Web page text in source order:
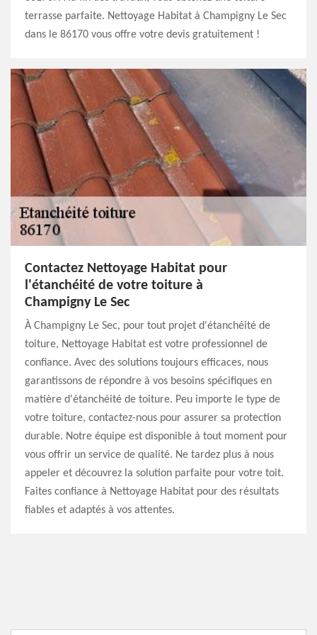
terrasse parfaite. Nettoyage Habitat à Champigny Le Sec
dans le 86170 vous offre votre devis gratuitement !
Contactez Nettoyage Habitat pour
l'étanchéité de votre toiture à
Champigny Le Sec
À Champigny Le Sec, pour tout projet d'étanchéité de
toiture, Nettoyage Habitat est votre professionnel de
confiance. Avec des solutions toujours efficaces, nous
garantissons de répondre à vos besoins spécifiques en
matière d'étanchéité de toiture. Peu importe le type de
votre toiture, contactez-nous pour assurer sa protection
durable. Notre équipe est disponible à tout moment pour
vous offrir un service de qualité. Ne tardez plus à nous
appeler et découvrez la solution parfaite pour votre toit.
Faites confiance à Nettoyage Habitat pour des résultats
fiables et adaptés à vos attentes.